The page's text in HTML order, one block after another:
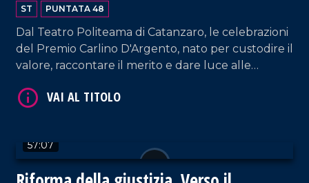
ST PUNTATA 48
Dal Teatro Politeama di Catanzaro, le celebrazioni
del Premio Carlino D'Argento, nato per custodire il
valore, raccontare il merito e dare luce alle
crescita culturale e sociale della regione.
57:07
VAI AL TITOLO
VAI AL TITOLO